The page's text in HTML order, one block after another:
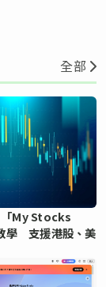
全部
My Stocks
支援港股、美